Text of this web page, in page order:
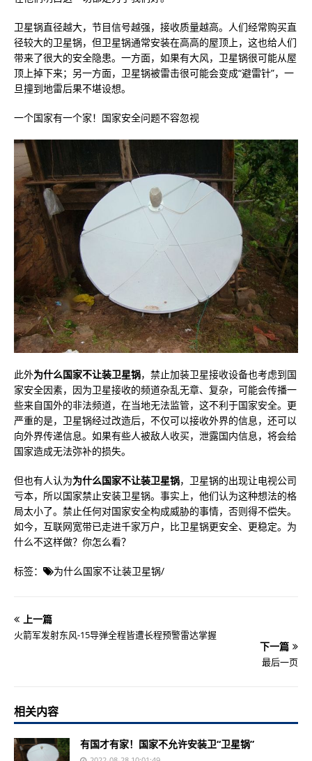
卫星锅直径越大，节目信号越强，接收质量越高。人们经常购买直
径较大的卫星锅，但卫星锅通常安装在高高的屋顶上，这也给人们
带来了很大的安全隐患。一方面，如果有大风，卫星锅很可能从屋
顶上掉下来；另一方面，卫星锅被雷击很可能会变成“避雷针”，一
旦撞到地雷后果不堪设想。
一个国家有一个家！国家安全问题不容忽视
此外为什么国家不让装卫星锅，禁止加装卫星接收设备也考虑到国
家安全因素，因为卫星接收的频道杂乱无章、复杂，可能会传播一
些来自国外的非法频道，在当地无法监管，这不利于国家安全。更
严重的是，卫星锅经过改造后，不仅可以接收外界的信息，还可以
向外界传递信息。如果有些人被敌人收买，泄露国内信息，将会给
国家造成无法弥补的损失。
但也有人认为为什么国家不让装卫星锅，卫星锅的出现让电视公司
亏本，所以国家禁止安装卫星锅。事实上，他们认为这种想法的格
局太小了。禁止任何对国家安全构成威胁的事情，否则得不偿失。
如今，互联网宽带已走进千家万户，比卫星锅更安全、更稳定。为
什么不这样做？你怎么看？
标签： 为什么国家不让装卫星锅/
上一篇
火箭军发射东风-15导弹全程皆遭长程预警雷达掌握
下一篇
最后一页
相关内容
有国才有家！国家不允许安装卫“卫星锅”